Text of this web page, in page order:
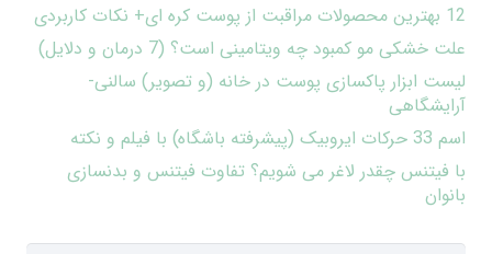
12 بهترین محصولات مراقبت از پوست کره ای+ نکات کاربردی
علت خشکی مو کمبود چه ویتامینی است؟ (7 درمان و دلایل)
لیست ابزار پاکسازی پوست در خانه (و تصویر) سالنی-
آرایشگاهی
اسم 33 حرکات ایروبیک (پیشرفته باشگاه) با فیلم و نکته
با فیتنس چقدر لاغر می شویم؟ تفاوت فیتنس و بدنسازی
بانوان